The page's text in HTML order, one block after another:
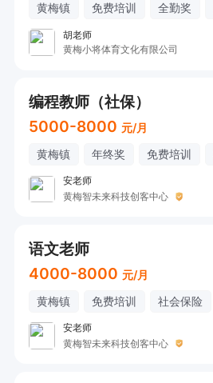
黄梅镇 免费培训 全勤奖
胡老师
黄梅小将体育文化有限公司
编程教师（社保）
5000-8000 元/月
黄梅镇 年终奖 免费培训
安老师
黄梅智未来科技创客中心
语文老师
4000-8000 元/月
黄梅镇 免费培训 社会保险
安老师
黄梅智未来科技创客中心